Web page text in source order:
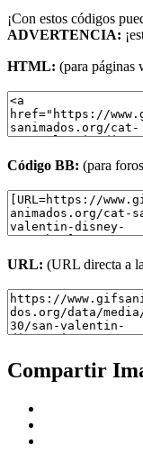
¡Con estos códigos
ADVERTENCIA:
HTML: (para páginas
Código BB: (para
URL: (URL directa a
Compartir